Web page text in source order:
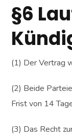
§6
(1) Der Vertrag
(2) Beide
Frist von 14
(3) Das Recht